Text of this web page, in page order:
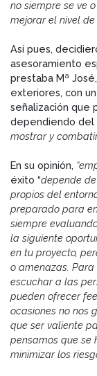
no siempre se ve
mejorar el nivel
Así pues,
asesoramiento
prestaba Mª
exteriores, con
señalización que
dependiendo del
mostrar y
En su opinión,
éxito “depende
propios del
preparado para
siempre
la siguiente
en tu proyecto,
o amenazas.
escuchar a las
pueden ofrecer
ocasiones no nos
que ser valiente
pensamos que se
minimizar los